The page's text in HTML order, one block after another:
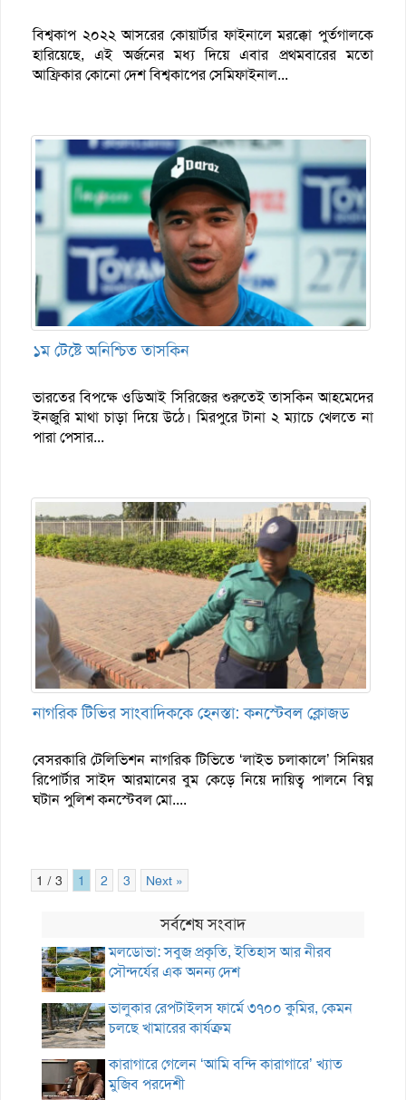
বিশ্বকাপ ২০২২ আসরের কোয়ার্টার ফাইনালে মরক্কো পুর্তগালকে
হারিয়েছে, এই অর্জনের মধ্য দিয়ে এবার প্রথমবারের মতো
আফ্রিকার কোনো দেশ বিশ্বকাপের সেমিফাইনাল...
১ম টেষ্টে অনিশ্চিত তাসকিন
ভারতের বিপক্ষে ওডিআই সিরিজের শুরুতেই তাসকিন আহমেদের
ইনজুরি মাথা চাড়া দিয়ে ‍উঠে। মিরপুরে টানা ২ ম্যাচে খেলতে না
পারা পেসার...
নাগরিক টিভির সাংবাদিককে হেনস্তা: কনস্টেবল ক্লোজড
বেসরকারি টেলিভিশন নাগরিক টিভিতে ‘লাইভ চলাকালে’ সিনিয়র
রিপোর্টার সাইদ আরমানের বুম কেড়ে নিয়ে দায়িত্ব পালনে বিঘ্ন
ঘটান পুলিশ কনস্টেবল মো....
1 / 3 1 2 3 Next »
সর্বশেষ সংবাদ
মলডোভা: সবুজ প্রকৃতি, ইতিহাস আর নীরব
সৌন্দর্যের এক অনন্য দেশ
ভালুকার রেপটাইলস ফার্মে ৩৭০০ কুমির, কেমন
চলছে খামারের কার্যক্রম
কারাগারে গেলেন ‘আমি বন্দি কারাগারে’ খ্যাত
মুজিব পরদেশী